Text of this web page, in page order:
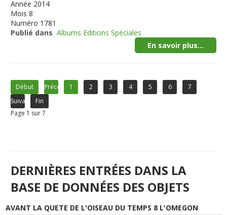
Année 2014
Mois 8
Numéro 1781
Publié dans Albums Editions Spéciales
En savoir plus...
Début Précédent1 2 3 4 5 6
7
Suivant
Fin
Page 1 sur 7
DERNIÈRES ENTRÉES DANS LA
BASE DE DONNÉES DES OBJETS
AVANT LA QUETE DE L'OISEAU DU TEMPS 8 L'OMEGON